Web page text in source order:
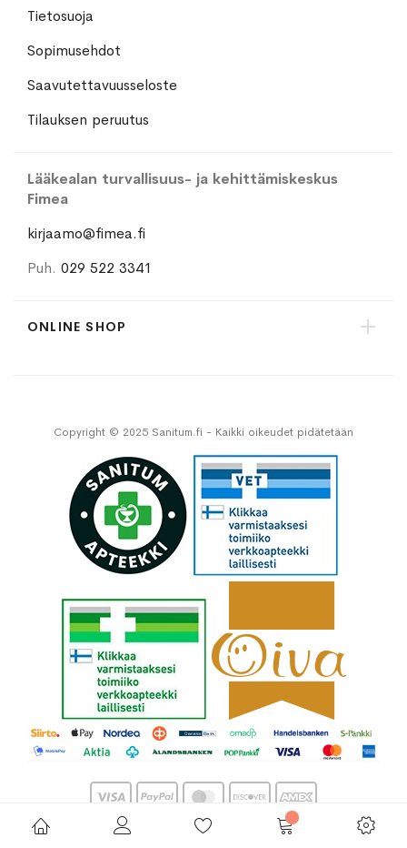
Tietosuoja
Sopimusehdot
Saavutettavuusseloste
Tilauksen peruutus
Lääkealan turvallisuus- ja kehittämiskeskus
Fimea
kirjaamo@fimea.fi
Puh. 029 522 3341
ONLINE SHOP
Copyright © 2025 Sanitum.fi - Kaikki oikeudet pidätetään